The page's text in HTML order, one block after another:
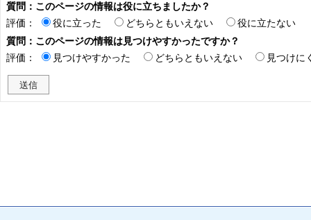
質問：このページの情報は役に立ちましたか？
評価：
役に立った どちらともいえない
役に立たない
質問：このページの情報は見つけやすかったですか？
評価：
見つけやすかった どちらともいえない 見つけに